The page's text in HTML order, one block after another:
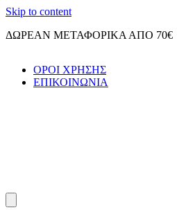
Skip to content
ΔΩΡΕΑΝ ΜΕΤΑΦΟΡΙΚΑ ΑΠΟ 70€
ΟΡΟΙ ΧΡΗΣΗΣ
ΕΠΙΚΟΙΝΩΝΙΑ